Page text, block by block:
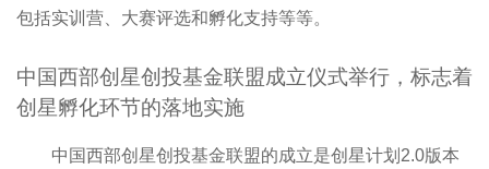
包括实训营、大赛评选和孵化支持等等。
中国西部创星创投基金联盟成立仪式举行，标志着
创星孵化环节的落地实施
中国西部创星创投基金联盟的成立是创星计划2.0版本